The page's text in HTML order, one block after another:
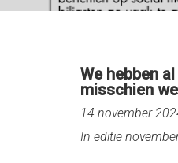
We hebben
misschien
14 november
In editie